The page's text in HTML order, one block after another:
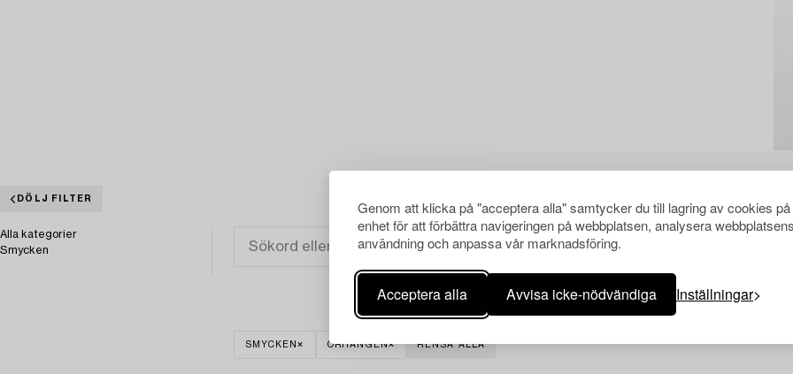
Genom att klicka på "acceptera alla" samtycker du till lagring av cookies
enhet för att förbättra navigeringen på webbplatsen, analysera
användning och anpassa vår marknadsföring.
Acceptera alla Avvisa icke-nödvändiga Inställningar
DÖLJ FILTER
Alla kategorier
Smycken
SMYCKEN ÖRHÄNGEN RENSA ALLA